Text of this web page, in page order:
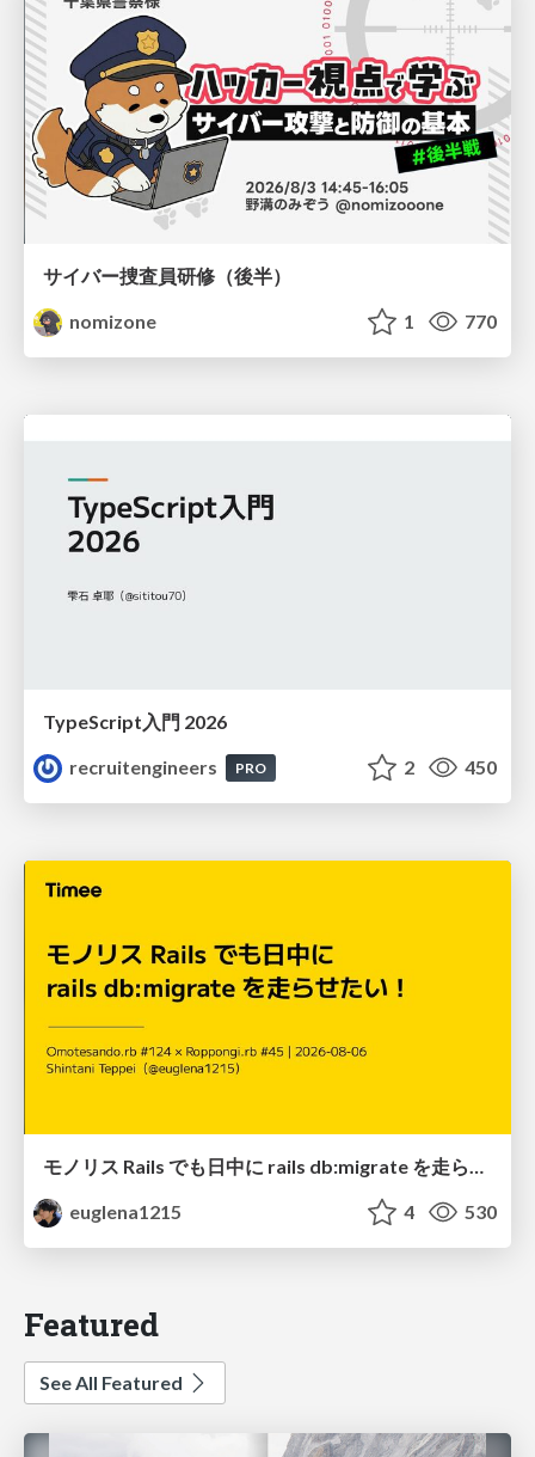
サイバー捜査員研修（後半）
nomizone
1 770
TypeScript入門 2026
recruitengineers
PRO 2 450
モノリス Rails でも日中に rails db:migrate を走らせたい！ / Daytime rails db:migrate on Monolithic Rails!
euglena1215
4 530
Featured
See All Featured